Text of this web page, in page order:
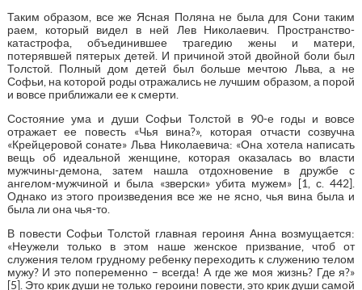
Таким образом, все же Ясная Поляна не была для Сони таким
раем, который видел в ней Лев Николаевич. Пространство-
катастрофа, объединившее трагедию жены и матери,
потерявшей пятерых детей. И причиной этой двойной боли был
Толстой. Полный дом детей был больше мечтою Льва, а не
Софьи, на которой роды отражались не лучшим образом, а порой
и вовсе приближали ее к смерти.
Состояние ума и души Софьи Толстой в 90-е годы и вовсе
отражает ее повесть «Чья вина?», которая отчасти созвучна
«Крейцеровой сонате» Льва Николаевича: «Она хотела написать
вещь об идеальной женщине, которая оказалась во власти
мужчины-демона, затем нашла отдохновение в дружбе с
ангелом-мужчиной и была «зверски» убита мужем» [1, с. 442].
Однако из этого произведения все же не ясно, чья вина была и
была ли она чья-то.
В повести Софьи Толстой главная героиня Анна возмущается:
«Неужели только в этом наше женское призвание, чтоб от
служения телом грудному ребенку переходить к служению телом
мужу? И это попеременно – всегда! А где же моя жизнь? Где я?»
[5]. Это крик души не только героини повести, это крик души самой